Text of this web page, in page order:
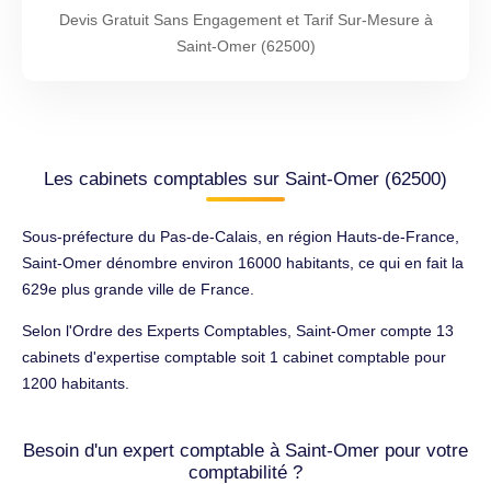
Devis Gratuit Sans Engagement et Tarif Sur-Mesure à
Saint-Omer (62500)
Les cabinets comptables sur Saint-Omer (62500)
Sous-préfecture du Pas-de-Calais, en région Hauts-de-France,
Saint-Omer dénombre environ 16000 habitants, ce qui en fait la
629e plus grande ville de France.
Selon l'Ordre des Experts Comptables, Saint-Omer compte 13
cabinets d'expertise comptable soit 1 cabinet comptable pour
1200 habitants.
Besoin d'un expert comptable à Saint-Omer pour votre
comptabilité ?